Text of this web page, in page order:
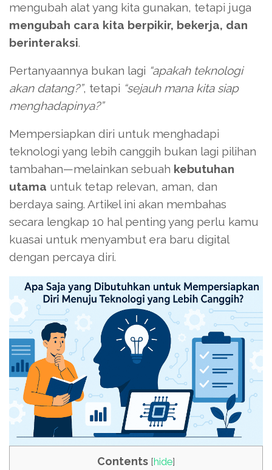
mengubah alat yang kita gunakan, tetapi juga
mengubah cara kita berpikir, bekerja, dan
berinteraksi.
Pertanyaannya bukan lagi “apakah teknologi
akan datang?”, tetapi “sejauh mana kita siap
menghadapinya?”
Mempersiapkan diri untuk menghadapi
teknologi yang lebih canggih bukan lagi pilihan
tambahan—melainkan sebuah kebutuhan
utama untuk tetap relevan, aman, dan
berdaya saing. Artikel ini akan membahas
secara lengkap 10 hal penting yang perlu kamu
kuasai untuk menyambut era baru digital
dengan percaya diri.
Contents [hide]